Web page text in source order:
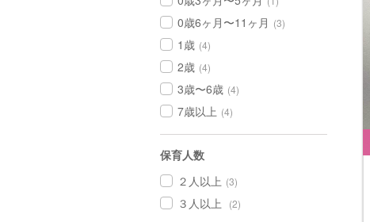
0歳6ヶ月〜11ヶ月 (3)
1歳 (4)
2歳 (4)
3歳〜6歳 (4)
7歳以上 (4)
保育人数
２人以上 (3)
３人以上 (2)